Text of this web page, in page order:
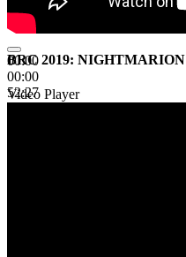
00:00
00:00
52:27
BRC 2019: NIGHTMARION
Video Player